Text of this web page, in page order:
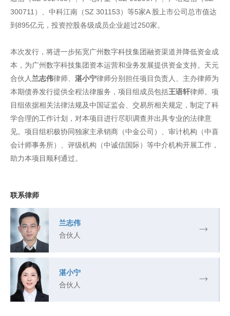
300711）、中科江南（SZ 301153）等5家A 股上市公司总市值达
到895亿元，投资控股各级成员企业超过250家。
本次发行，将进一步拓宽广州数字科技集团融资渠道并降低资金成
本，为广州数字科技集团资本运营和业务发展提供资金支持。天元
合伙人 兰志伟律师、 湛小宁律师分别担任项目负责人、主办律师为
本期债券发行提供全程法律服务，项目组成员包括王语轩律师。项
目组依据相关法律法规及中国证监会、交易所相关规定，制定了科
学合理的工作计划，对本项目进行尽职调查并出具专业的法律意
见。项目组积极协同独家主承销商（中金公司）、审计机构（中喜
会计师事务所）、评级机构（中诚信国际）等中介机构开展工作，
助力本项目顺利通过。
联系律师
兰志伟
合伙人
湛小宁
合伙人